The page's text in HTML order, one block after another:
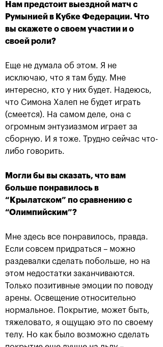
Официальная авиакомпания
Министерство спорта
Российской Федерации
Департамент спорта
города Москвы
Нам предстоит выездной матч с
Румынией в Кубке Федерации. Что
вы скажете о своем участии и о
своей роли?
Еще не думала об этом. Я не
исключаю, что я там буду. Мне
интересно, кто у них будет. Надеюсь,
что Симона Халеп не будет играть
(смеется). На самом деле, она с
огромным энтузиазмом играет за
сборную. И я тоже. Трудно сейчас что-
либо говорить.
Могли бы вы сказать, что вам
больше понравилось в
“Крылатском” по сравнению с
“Олимпийским”?
Мне здесь все понравилось, правда.
Если совсем придраться – можно
раздевалки сделать побольше, но на
этом недостатки заканчиваются.
Только позитивные эмоции по поводу
арены. Освещение относительно
нормальное. Покрытие, может быть,
тяжеловато, я ощущаю это по своему
телу. Но как было возможно сделать